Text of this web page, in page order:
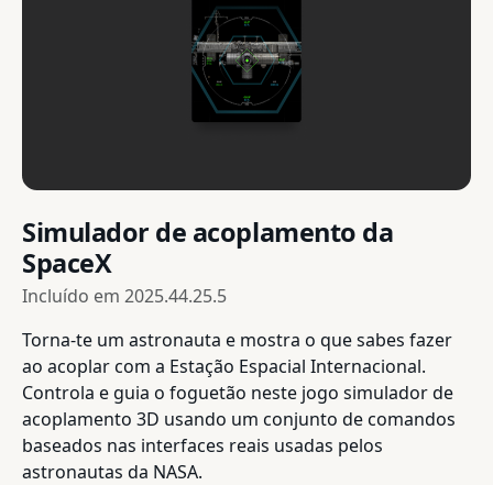
Simulador de acoplamento da
SpaceX
Incluído em 2025.44.25.5
Torna-te um astronauta e mostra o que sabes fazer
ao acoplar com a Estação Espacial Internacional.
Controla e guia o foguetão neste jogo simulador de
acoplamento 3D usando um conjunto de comandos
baseados nas interfaces reais usadas pelos
astronautas da NASA.